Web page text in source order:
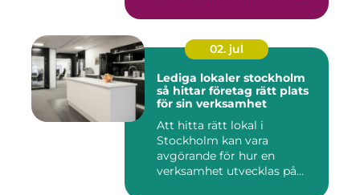
02. jul
Lediga lokaler stockholm
så hittar företag rätt plats
för sin verksamhet
Att hitta rätt lokal i
Stockholm kan vara
avgörande för hur en
verksamhet utvecklas på